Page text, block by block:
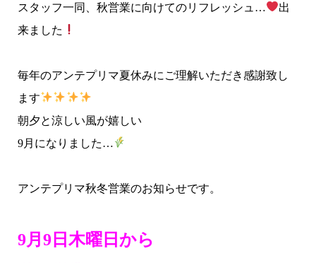
スタッフ一同、秋営業に向けてのリフレッシュ…
出
来ました
毎年のアンテプリマ夏休みにご理解いただき感謝致し
ます
朝夕と涼しい風が嬉しい
9月になりました…
アンテプリマ秋冬営業のお知らせです。
9月9日木曜日から